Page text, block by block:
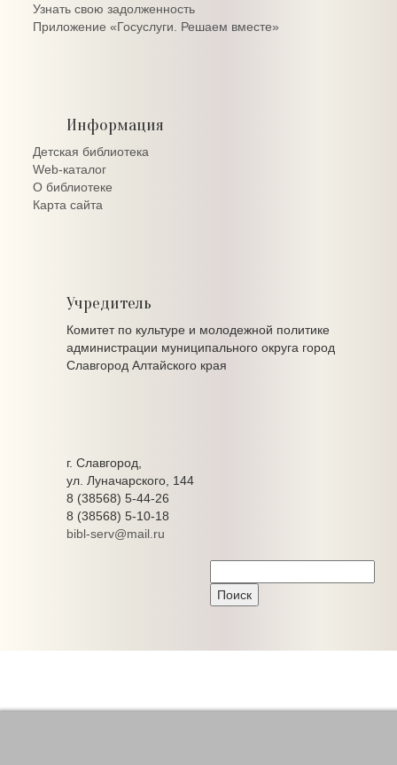
Узнать свою задолженность
Приложение «Госуслуги. Решаем вместе»
Информация
Детская библиотека
Web-каталог
О библиотеке
Карта сайта
Учредитель
Комитет по культуре и молодежной политике
администрации муниципального округа город
Славгород Алтайского края
г. Славгород,
ул. Луначарского, 144
8 (38568) 5-44-26
8 (38568) 5-10-18
bibl-serv@mail.ru